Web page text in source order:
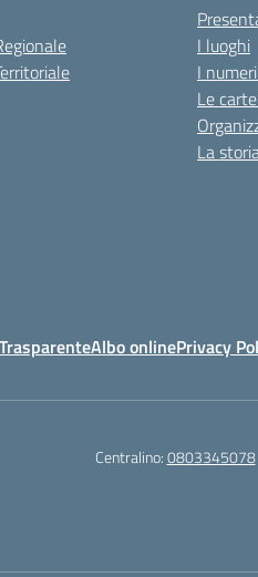
I luoghi
I
Le
La
Albo onlinePrivacy
Centralino:0803345078